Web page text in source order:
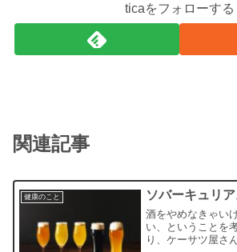
ticaをフォローする
関連記事
健康のこと ソバーキュリ
酒をやめなきゃい
い、ということを
り、ケーサツ屋さ